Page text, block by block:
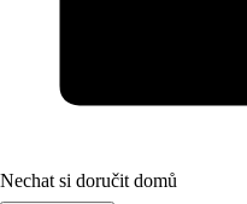
Nechat si doručit domů